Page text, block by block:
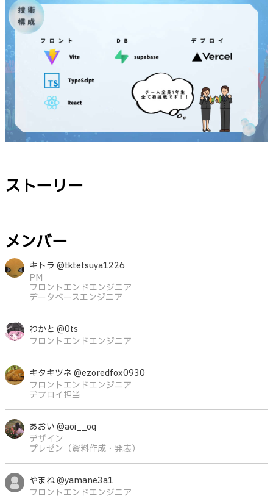
ストーリー
メンバー
キトラ @tktetsuya1226
PM
フロントエンドエンジニア
データベースエンジニア
わかと @0ts
フロントエンドエンジニア
キタキツネ @ezoredfox0930
フロントエンドエンジニア
デプロイ担当
あおい @aoi__oq
デザイン
プレゼン（資料作成・発表）
やまね @yamane3a1
フロントエンドエンジニア